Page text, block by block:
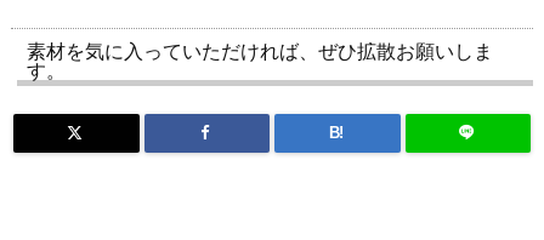
素材を気に入っていただければ、ぜひ拡散お願いしま
す。
B!